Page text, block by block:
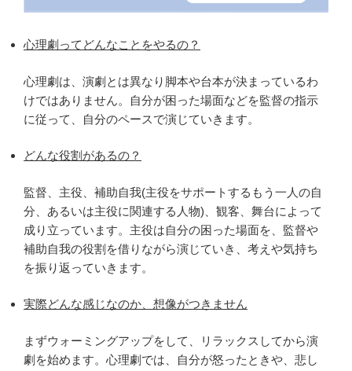
心理劇ってどんなことをやるの？
心理劇は、演劇とは異なり脚本や台本が決まっているわ
けではありません。自分が困った場面などを監督の指示
に従って、自分のペースで演じていきます。
どんな役割があるの？
監督、主役、補助自我(主役をサポートするもう一人の自
分、あるいは主役に関連する人物)、観客、舞台によって
成り立っています。主役は自分の困った場面を、監督や
補助自我の役割を借りながら演じていき、考えや気持ち
を振り返っていきます。
実際どんな感じなのか、想像がつきません
まずウォーミングアップをして、リラックスしてから演
劇を始めます。心理劇では、自分が怒ったときや、悲し